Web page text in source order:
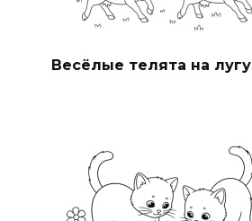
Весёлые телята на лугу